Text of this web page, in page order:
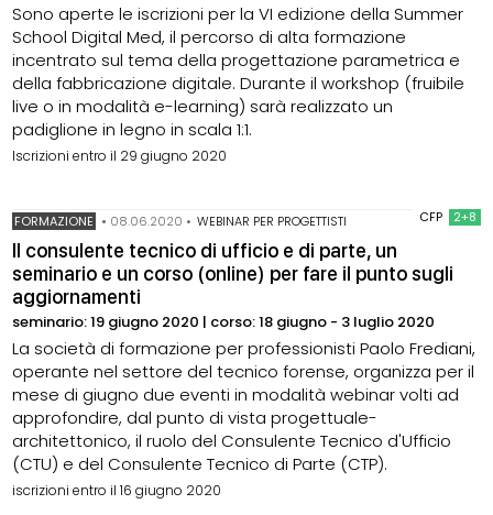
Sono aperte le iscrizioni per la VI edizione della Summer
School Digital Med, il percorso di alta formazione
incentrato sul tema della progettazione parametrica e
della fabbricazione digitale. Durante il workshop (fruibile
live o in modalità e-learning) sarà realizzato un
padiglione in legno in scala 1:1.
Iscrizioni entro il 29 giugno 2020
CFP 2+8
FORMAZIONE • 08.06.2020 • WEBINAR PER PROGETTISTI
Il consulente tecnico di ufficio e di parte, un
seminario e un corso (online) per fare il punto sugli
aggiornamenti
seminario: 19 giugno 2020 | corso: 18 giugno - 3 luglio 2020
La società di formazione per professionisti Paolo Frediani,
operante nel settore del tecnico forense, organizza per il
mese di giugno due eventi in modalità webinar volti ad
approfondire, dal punto di vista progettuale-
architettonico, il ruolo del Consulente Tecnico d'Ufficio
(CTU) e del Consulente Tecnico di Parte (CTP).
iscrizioni entro il 16 giugno 2020